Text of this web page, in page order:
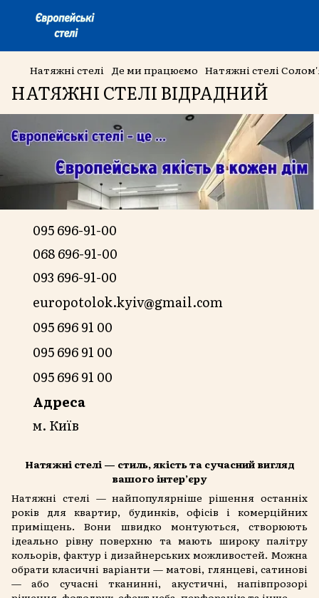
Натяжні стелі Де ми працюємо Натяжні стелі
НАТЯЖНІ СТЕЛІ ВІДРАДНИЙ
095 696-91-00
068 696-91-00
093 696-91-00
europotolok.kyiv@gmail.com
095 696 91 00
095 696 91 00
095 696 91 00
Адреса
м. Київ
Натяжні стелі — стиль, якість та сучасний вигляд
вашого інтер’єру
Натяжні стелі — найпопулярніше рішення останніх
років для квартир, будинків, офісів і комерційних
приміщень. Вони швидко монтуються, створюють
ідеально рівну поверхню та мають широку палітру
кольорів, фактур і дизайнерських можливостей. Можна
обрати класичні варіанти — матові, глянцеві, сатинові
— або сучасні тканинні, акустичні, напівпрозорі